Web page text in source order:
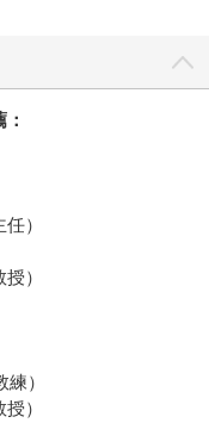
則是兵家大忌。他
日，用在一時」。 他
種啟示，然後知道
采的四大經營理念
涵蘊/文化的深度；
封面而言，三采的每
後由全公司票選決
有一種，但是文學
》更精采的小說說
是競爭。「出版有什
版是創意的從無到
）
）
）
）